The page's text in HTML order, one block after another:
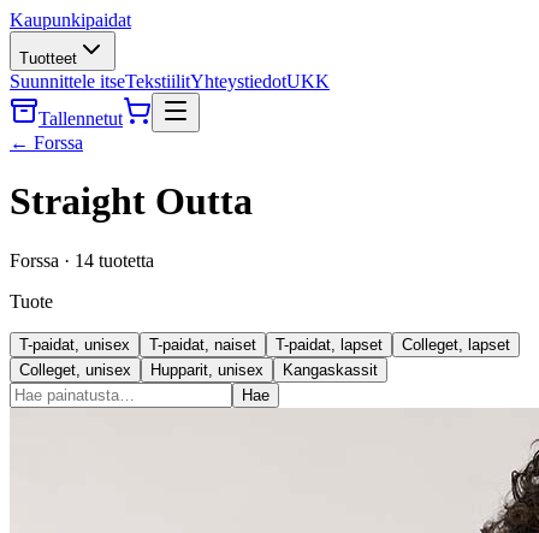
Kaupunkipaidat
Tuotteet
Suunnittele itseTekstiilitYhteystiedotUKK
Tallennetut
← Forssa
Straight Outta
Forssa · 14 tuotetta
Tuote
T-paidat, unisex T-paidat, naiset T-paidat, lapset
Colleget, lapset
Colleget, unisex
Hupparit, unisex
Kangaskassit
Hae